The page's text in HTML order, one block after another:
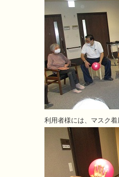
利用者様には、マスク